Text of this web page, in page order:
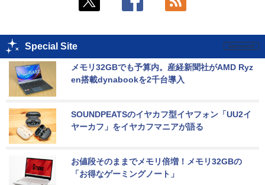
Special Site
メモリ32GBでも予算内。産経新聞社がAMD Ryz
en搭載dynabookを2千台導入
SOUNDPEATSのイヤカフ型イヤフォン「UU2イ
ヤーカフ」をイヤカフマニアが語る
お値段そのままでメモリ倍増！メモリ32GBの
「お得なゲーミングノート」